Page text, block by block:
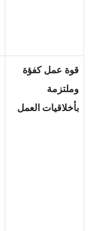
قوة عمل كفؤة
وملتزمة
بأخلاقيات العمل